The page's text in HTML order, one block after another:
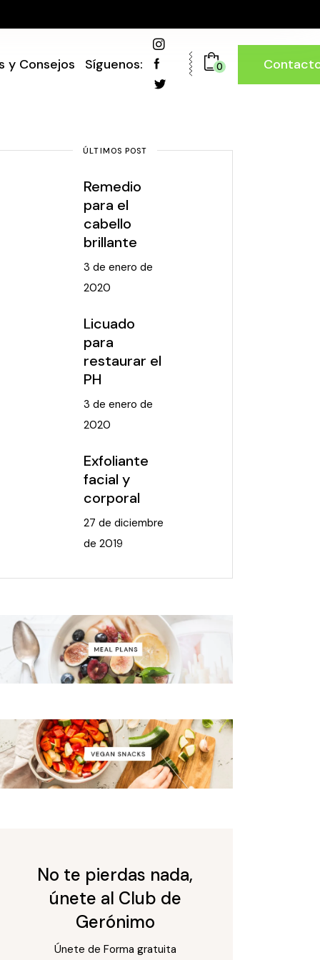
y Consejos Síguenos: 0
ÚLTIMOS POST
Remedio
para el
cabello
brillante
3 de enero de
2020
Licuado
para
restaurar el
PH
3 de enero de
2020
Exfoliante
facial y
corporal
27 de diciembre
de 2019
No te pierdas nada,
únete al Club de
Gerónimo
Únete de Forma gratuita